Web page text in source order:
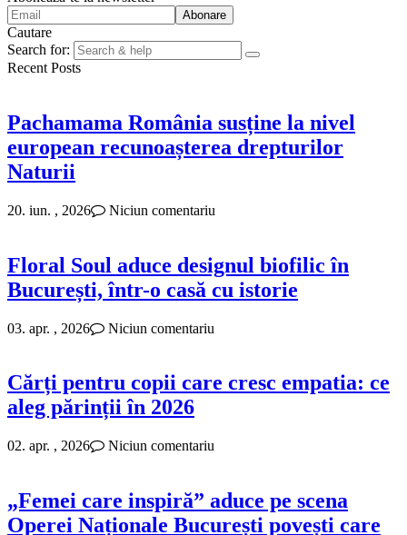
Cautare
Search for:
Recent Posts
Pachamama România susține la nivel
european recunoașterea drepturilor
Naturii
20. iun. , 2026 Niciun comentariu
Floral Soul aduce designul biofilic în
București, într-o casă cu istorie
03. apr. , 2026 Niciun comentariu
Cărți pentru copii care cresc empatia: ce
aleg părinții în 2026
02. apr. , 2026 Niciun comentariu
„Femei care inspiră” aduce pe scena
Operei Naționale București povești care